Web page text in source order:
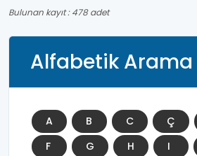
Bulunan kayıt : 478 adet
Alfabetik Arama
A B C Ç
F
G H I